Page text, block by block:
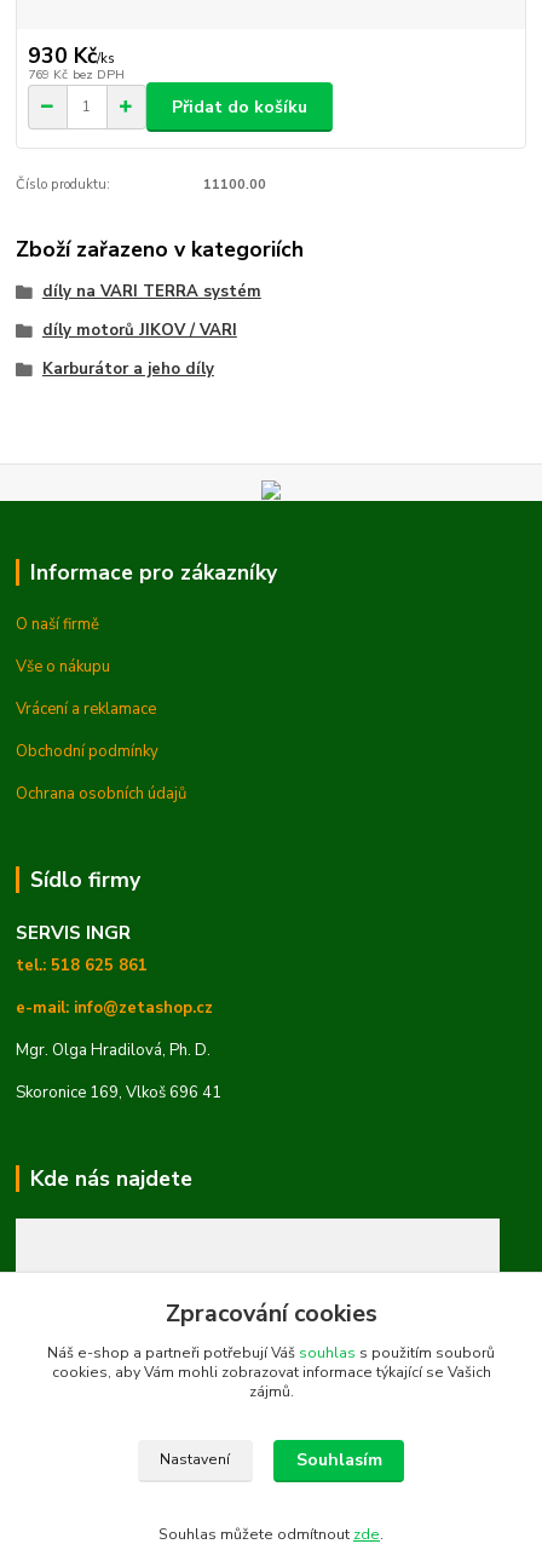
930 Kč/ks
769 Kč bez DPH
Přidat do košíku
Číslo produktu: 11100.00
Zboží zařazeno v kategoriích
díly na VARI TERRA systém
díly motorů JIKOV / VARI
Karburátor a jeho díly
Informace pro zákazníky
O naší firmě
Vše o nákupu
Vrácení a reklamace
Obchodní podmínky
Ochrana osobních údajů
Sídlo firmy
SERVIS INGR
tel.: 518 625 861
e-mail: info@zetashop.cz
Mgr. Olga Hradilová, Ph. D.
Skoronice 169, Vlkoš 696 41
Kde nás najdete
Zpracování cookies
Náš e-shop a partneři potřebují Váš souhlas s použitím souborů
cookies, aby Vám mohli zobrazovat informace týkající se Vašich
zájmů.
Nastavení Souhlasím
Souhlas můžete odmítnout zde.